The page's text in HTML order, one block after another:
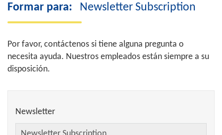
Formar para: Newsletter Subscription
Por favor, contáctenos si tiene alguna pregunta o
necesita ayuda. Nuestros empleados están siempre a su
disposición.
Newsletter